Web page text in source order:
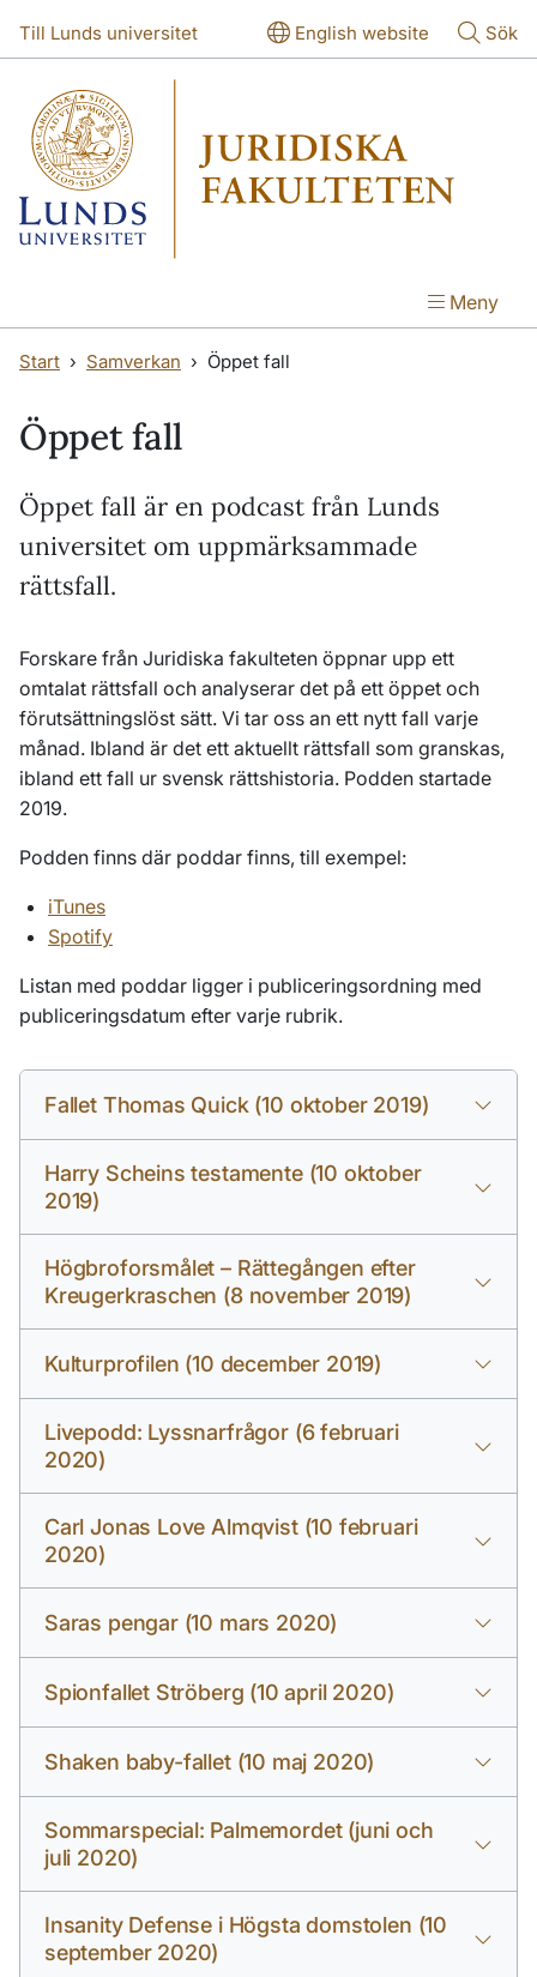
Till Lunds universitet English website Sök
Meny
Start Samverkan Öppet fall
Öppet fall
Öppet fall är en podcast från Lunds
universitet om uppmärksammade
rättsfall.
Forskare från Juridiska fakulteten öppnar upp ett
omtalat rättsfall och analyserar det på ett öppet och
förutsättningslöst sätt. Vi tar oss an ett nytt fall varje
månad. Ibland är det ett aktuellt rättsfall som granskas,
ibland ett fall ur svensk rättshistoria. Podden startade
2019.
Podden finns där poddar finns, till exempel:
iTunes
Spotify
Listan med poddar ligger i publiceringsordning med
publiceringsdatum efter varje rubrik.
Fallet Thomas Quick (10 oktober 2019)
Harry Scheins testamente (10 oktober
2019)
Högbroforsmålet – Rättegången efter
Kreugerkraschen (8 november 2019)
Kulturprofilen (10 december 2019)
Livepodd: Lyssnarfrågor (6 februari
2020)
Carl Jonas Love Almqvist (10 februari
2020)
Saras pengar (10 mars 2020)
Spionfallet Ströberg (10 april 2020)
Shaken baby-fallet (10 maj 2020)
Sommarspecial: Palmemordet (juni och
juli 2020)
Insanity Defense i Högsta domstolen (10
september 2020)